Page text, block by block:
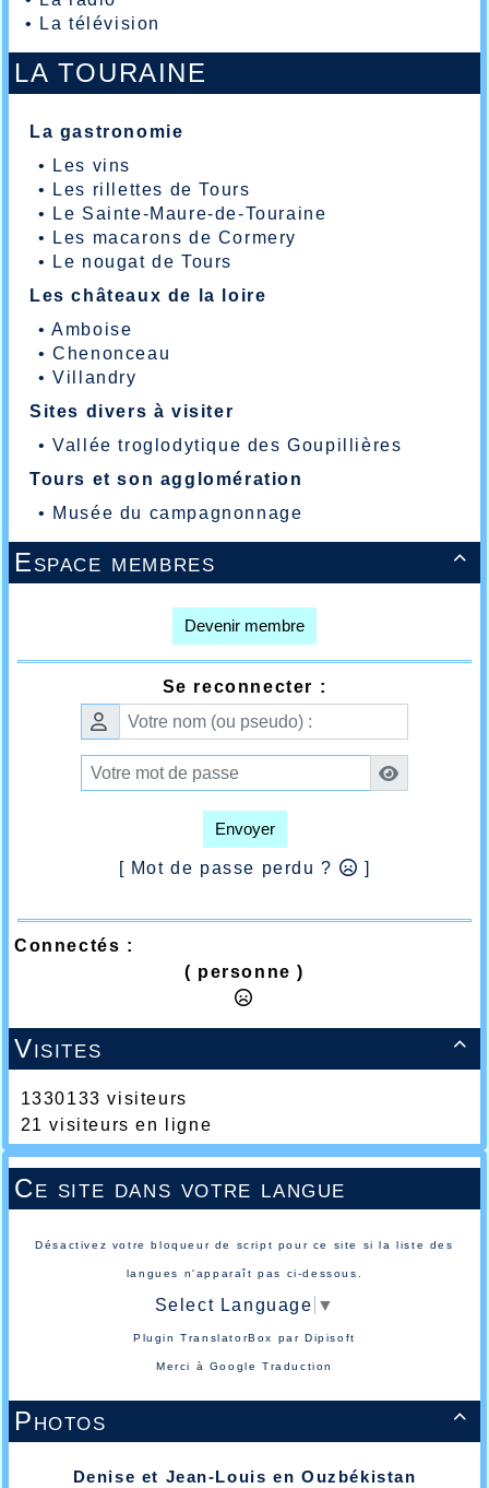
•
La télévision
LA TOURAINE
La gastronomie
•
Les vins
•
Les rillettes de Tours
•
Le Sainte-Maure-de-Touraine
•
Les macarons de Cormery
•
Le nougat de Tours
Les châteaux de la loire
•Amboise
•Chenonceau
•Villandry
Sites divers à visiter
•Vallée troglodytique des Goupillières
Tours et son agglomération
• Musée du campagnonnage

Espace membres
Devenir membre
Se reconnecter :
Envoyer
[ Mot de passe perdu ? ]
Connectés :
( personne )

Visites
1330133 visiteurs
21 visiteurs en ligne
Ce site dans votre langue
Désactivez votre bloqueur de script pour ce site si la liste des
langues n'apparaît pas ci-dessous.
Select Language ▼
Plugin TranslatorBox parDipisoft
Merci à Google Traduction

Photos
Denise et Jean-Louis en Ouzbékistan